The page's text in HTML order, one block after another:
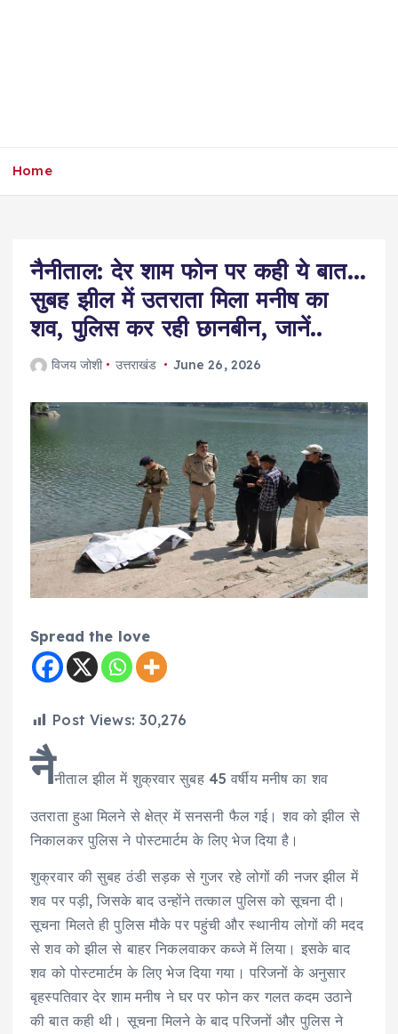
Home
नैनीताल: देर शाम फोन पर कही ये बात…
सुबह झील में उतराता मिला मनीष का
शव, पुलिस कर रही छानबीन, जानें..
विजय जोशी उत्तराखंड June 26, 2026
Spread the love
Post Views: 30,276
नैनीताल झील में शुक्रवार सुबह 45 वर्षीय मनीष का शव
उतराता हुआ मिलने से क्षेत्र में सनसनी फैल गई। शव को झील से
निकालकर पुलिस ने पोस्टमार्टम के लिए भेज दिया है।
शुक्रवार की सुबह ठंडी सड़क से गुजर रहे लोगों की नजर झील में
शव पर पड़ी, जिसके बाद उन्होंने तत्काल पुलिस को सूचना दी।
सूचना मिलते ही पुलिस मौके पर पहुंची और स्थानीय लोगों की मदद
से शव को झील से बाहर निकलवाकर कब्जे में लिया। इसके बाद
शव को पोस्टमार्टम के लिए भेज दिया गया। परिजनों के अनुसार
बृहस्पतिवार देर शाम मनीष ने घर पर फोन कर गलत कदम उठाने
की बात कही थी। सूचना मिलने के बाद परिजनों और पुलिस ने